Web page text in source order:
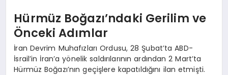
Hürmüz Boğazı’ndaki Gerilim ve
Önceki Adımlar
İran Devrim Muhafızları Ordusu, 28 Şubat’ta ABD-
İsrail’in İran’a yönelik saldırılarının ardından 2 Mart’ta
Hürmüz Boğazı’nın geçişlere kapatıldığını ilan etmişti.